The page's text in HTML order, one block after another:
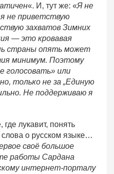
«. И, тут же: «Я не
не приветствую
захватов Зимних
— это кровавая
страны опять может
минимум. Поэтому
голосовать» или
только не за „Единую
Не поддерживаю я
лукавит, понять
о русском языке…
своё большое
работы Сардана
интернет-порталу